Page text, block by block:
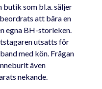
butik som bl.a. säljer
att bära en
egna BH-storleken.
utsatts för
med kön. Frågan
även
nekande.